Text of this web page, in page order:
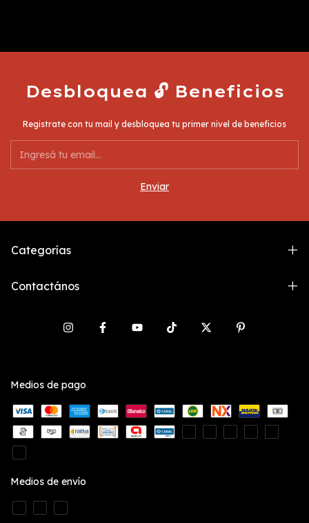
Desbloquea 🔓 Beneficios
Registrate con tu mail y desbloquea tu primer nivel de beneficios
Categorías
Contactános
Medios de pago
Medios de envío